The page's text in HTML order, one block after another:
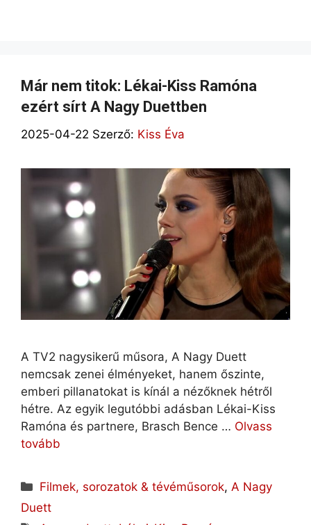
Már nem titok: Lékai-Kiss Ramóna
ezért sírt A Nagy Duettben
2025-04-22 Szerző: Kiss Éva
A TV2 nagysikerű műsora, A Nagy Duett
nemcsak zenei élményeket, hanem őszinte,
emberi pillanatokat is kínál a nézőknek hétről
hétre. Az egyik legutóbbi adásban Lékai-Kiss
Ramóna és partnere, Brasch Bence … Olvass
tovább
Kategória
Filmek, sorozatok & tévéműsorok,A Nagy
Duett